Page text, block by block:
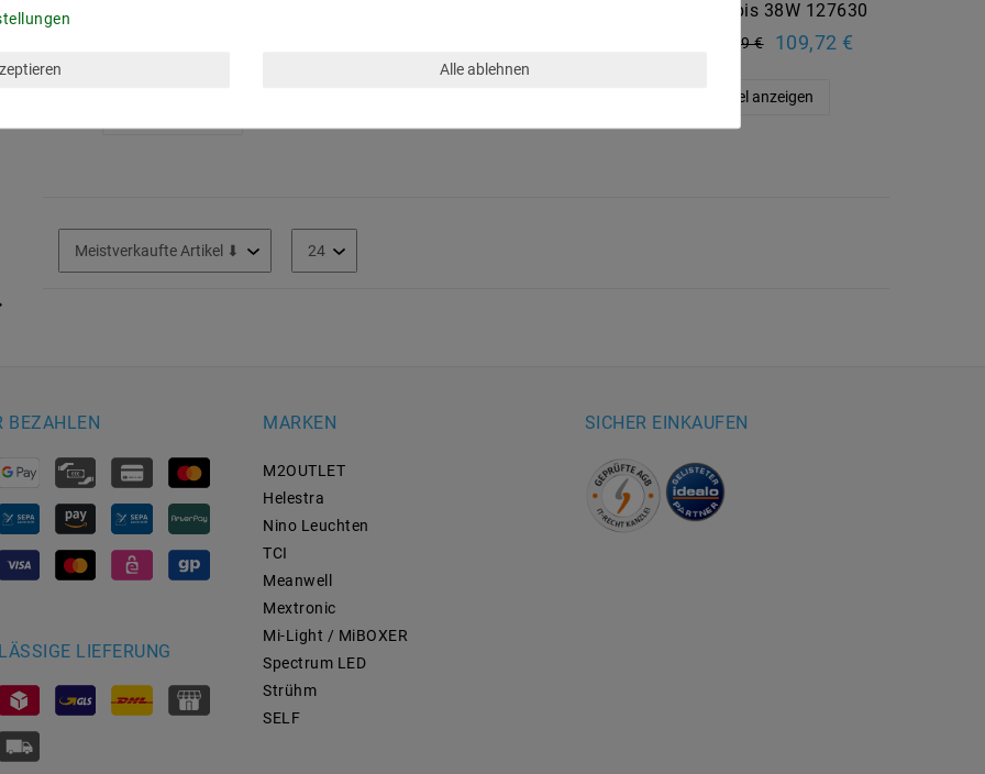
CASAMBI bis 38W 127630
UVP 113,59 € 109,72 €
Artikel anzeigen
BEZAHLEN
LIEFERUNG
MARKEN
M2OUTLET
Helestra
Nino Leuchten
TCI
Meanwell
Mextronic
Mi-Light / MiBOXER
Spectrum LED
Strühm
SELF
SICHER EINKAUFEN
Alle ablehnen